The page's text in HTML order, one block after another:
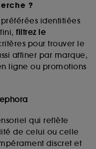
?
identifiées
filtrez le
pour trouver le
affiner par marque,
ligne ou promotions
qui reflète
de celui ou celle
discret et